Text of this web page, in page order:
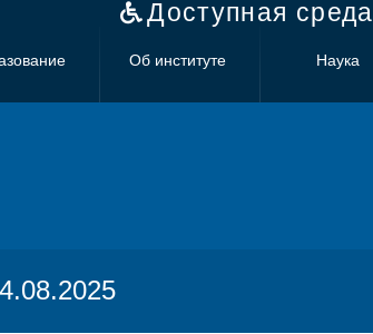
Доступная среда
Об институте Наука